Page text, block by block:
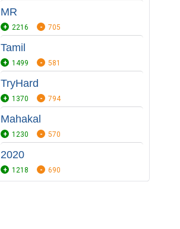
MR
2216 705
Tamil
1499 581
TryHard
1370 794
Mahakal
1230 570
2020
1218 690